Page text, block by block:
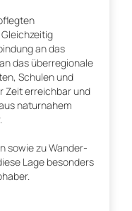
an das
das überregionale
Schulen und
Zeit erreichbar und
naturnahem
sowie zu Wander-
Lage besonders